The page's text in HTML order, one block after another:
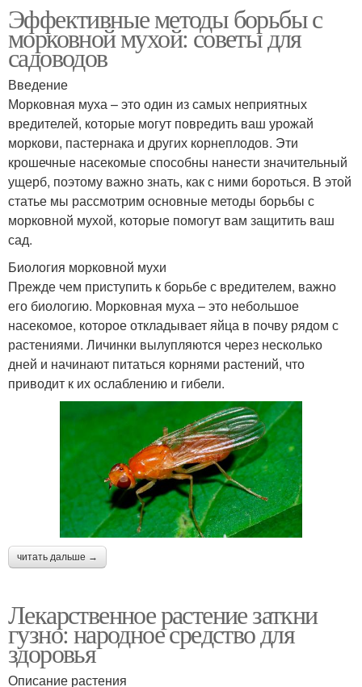
Эффективные методы борьбы с
морковной мухой: советы для
садоводов
Введение
Морковная муха – это один из самых неприятных
вредителей, которые могут повредить ваш урожай
моркови, пастернака и других корнеплодов. Эти
крошечные насекомые способны нанести значительный
ущерб, поэтому важно знать, как с ними бороться. В этой
статье мы рассмотрим основные методы борьбы с
морковной мухой, которые помогут вам защитить ваш
сад.
Биология морковной мухи
Прежде чем приступить к борьбе с вредителем, важно
его биологию. Морковная муха – это небольшое
насекомое, которое откладывает яйца в почву рядом с
растениями. Личинки вылупляются через несколько
дней и начинают питаться корнями растений, что
приводит к их ослаблению и гибели.
читать дальше →
Лекарственное растение заткни
гузно: народное средство для
здоровья
Описание растения